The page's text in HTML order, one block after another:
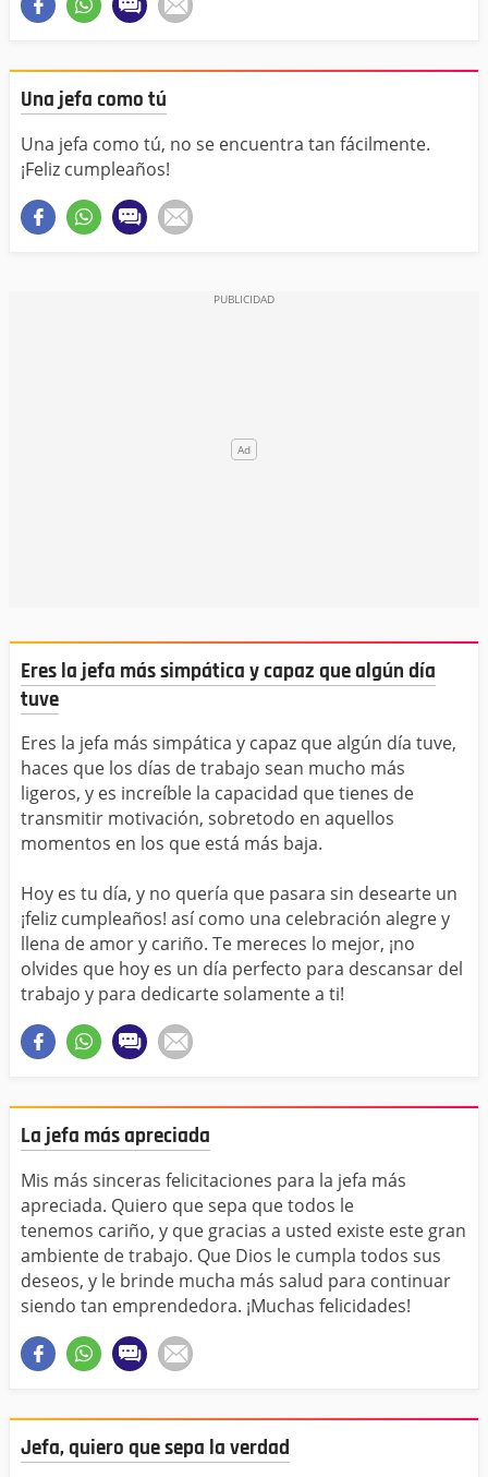
Una jefa como tú
Una jefa como tú, no se encuentra tan fácilmente.
¡Feliz cumpleaños!
Eres la jefa más simpática y capaz que algún día
tuve
Eres la jefa más simpática y capaz que algún día tuve,
haces que los días de trabajo sean mucho más
ligeros, y es increíble la capacidad que tienes de
transmitir motivación, sobretodo en aquellos
momentos en los que está más baja.
Hoy es tu día, y no quería que pasara sin desearte un
¡feliz cumpleaños! así como una celebración alegre y
llena de amor y cariño. Te mereces lo mejor, ¡no
olvides que hoy es un día perfecto para descansar del
trabajo y para dedicarte solamente a ti!
La jefa más apreciada
Mis más sinceras felicitaciones para la jefa más
apreciada. Quiero que sepa que todos le
tenemos cariño, y que gracias a usted existe este gran
ambiente de trabajo. Que Dios le cumpla todos sus
deseos, y le brinde mucha más salud para continuar
siendo tan emprendedora. ¡Muchas felicidades!
Jefa, quiero que sepa la verdad